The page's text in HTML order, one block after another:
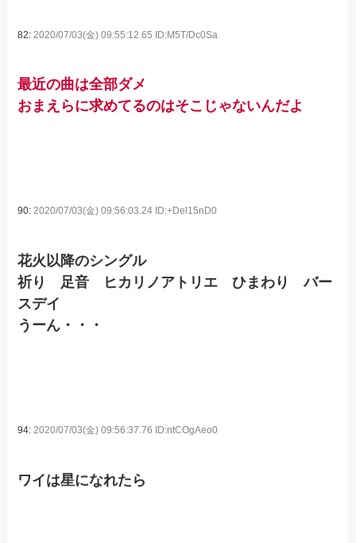
82: 2020/07/03(金) 09:55:12.65 ID:M5T/Dc0Sa
最近の曲は全部ダメ
おまえらに求めてるのはそこじゃないんだよ
90:2020/07/03(金) 09:56:03.24 ID:+Del15nD0
花火以降のシングル
祈り 足音 ヒカリノアトリエ ひまわり バー
スデイ
うーん・・・
94:2020/07/03(金) 09:56:37.76 ID:ntCOgAeo0
ワイは星になれたら